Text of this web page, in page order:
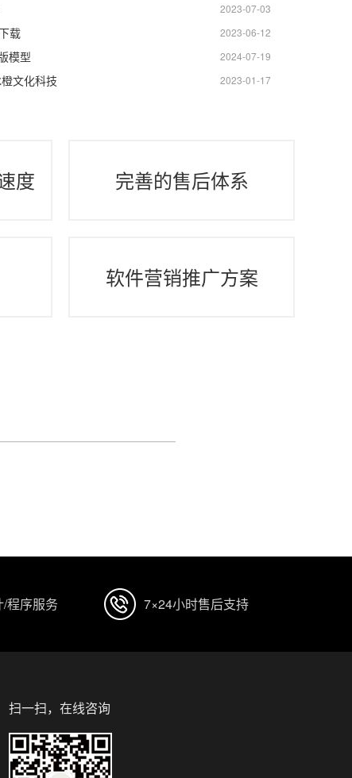
2023-07-03
2023-06-12
载
2024-07-19
模型
2023-01-17
文化科技
度 完善的售后体系
软件营销推广方案
/程序服务 7×24小时售后支持
扫一扫，在线咨询